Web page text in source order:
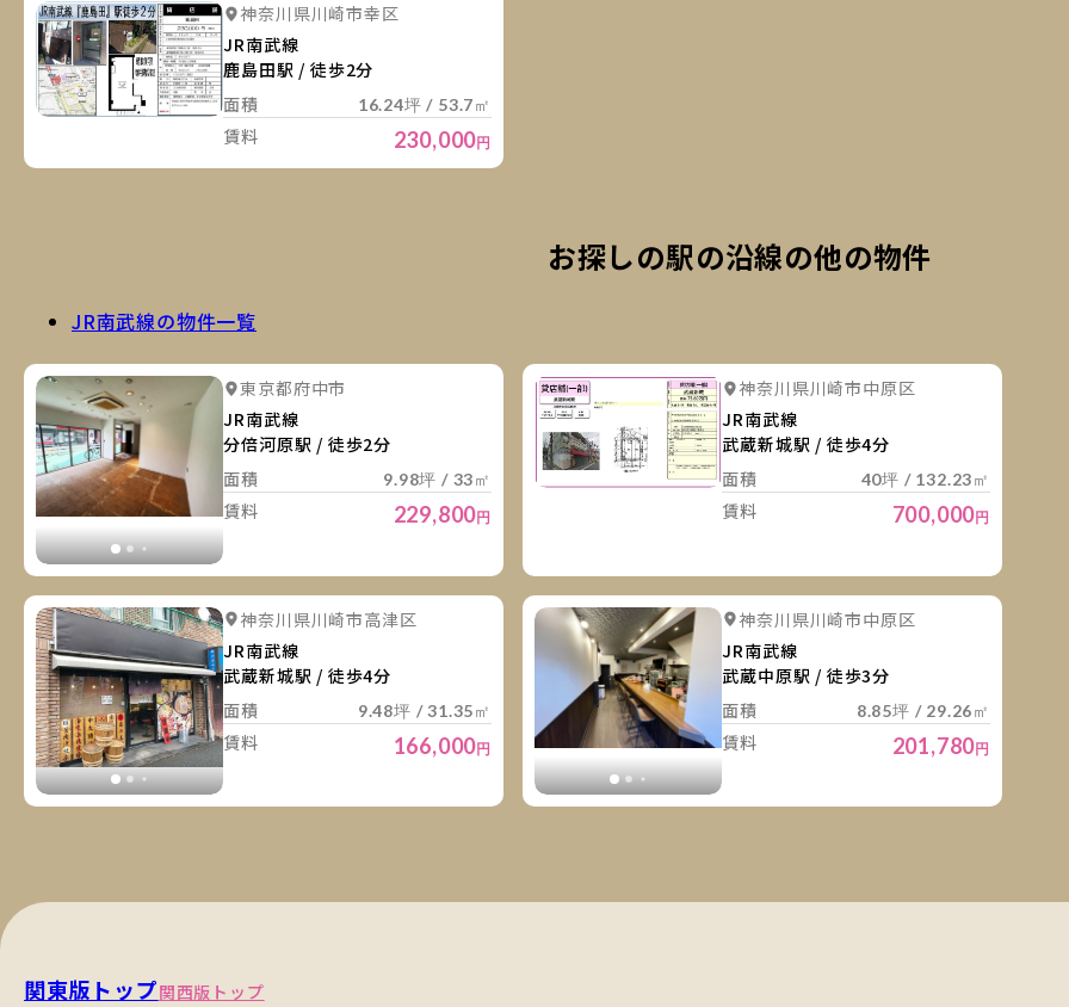
詳細を見る
神奈川県川崎市幸区
JR南武線
鹿島田駅 / 徒歩2分
面積
16.24坪 / 53.7㎡
賃料 230,000円
お探しの駅の沿線の他の物件
JR南武線の物件一覧
詳細を見る 詳細を見る 詳細を見る
東京都府中市
JR南武線
分倍河原駅 / 徒歩2分
面積
9.98坪 / 33㎡
賃料 229,800円
詳細を見る 詳細を見る
神奈川県川崎市中原区
JR南武線
武蔵新城駅 / 徒歩4分
面積
40坪 / 132.23㎡
賃料 700,000円
詳細を見る 詳細を見る 詳細を見る 詳細を見る
神奈川県川崎市高津区
JR南武線
武蔵新城駅 / 徒歩4分
面積
9.48坪 / 31.35㎡
賃料 166,000円
詳細を見る 詳細を見る 詳細を見る
神奈川県川崎市中原区
JR南武線
武蔵中原駅 / 徒歩3分
面積
8.85坪 / 29.26㎡
賃料 201,780円
関東版トップ関西版トップ